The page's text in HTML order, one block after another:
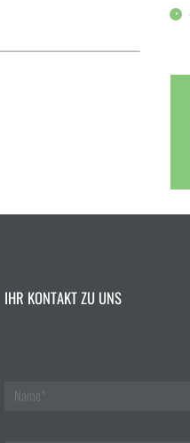
IHR KONTAKT ZU UNS